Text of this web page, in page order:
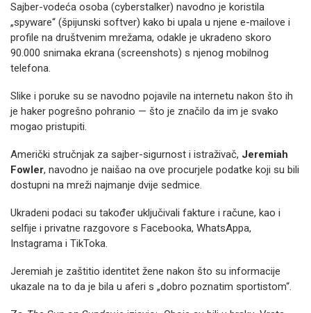
Sajber-vodeća osoba (cyberstalker) navodno je koristila
„spyware“ (špijunski softver) kako bi upala u njene e-mailove i
profile na društvenim mrežama, odakle je ukradeno skoro
90.000 snimaka ekrana (screenshots) s njenog mobilnog
telefona.
Slike i poruke su se navodno pojavile na internetu nakon što ih
je haker pogrešno pohranio — što je značilo da im je svako
mogao pristupiti.
Američki stručnjak za sajber-sigurnost i istraživač, Jeremiah
Fowler, navodno je naišao na ove procurjele podatke koji su bili
dostupni na mreži najmanje dvije sedmice.
Ukradeni podaci su također uključivali fakture i račune, kao i
selfije i privatne razgovore s Facebooka, WhatsAppa,
Instagrama i TikToka.
Jeremiah je zaštitio identitet žene nakon što su informacije
ukazale na to da je bila u aferi s „dobro poznatim sportistom“.